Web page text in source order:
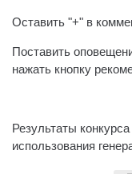
Оставить "+" в
Поставить
нажать кнопку
Результаты
использования